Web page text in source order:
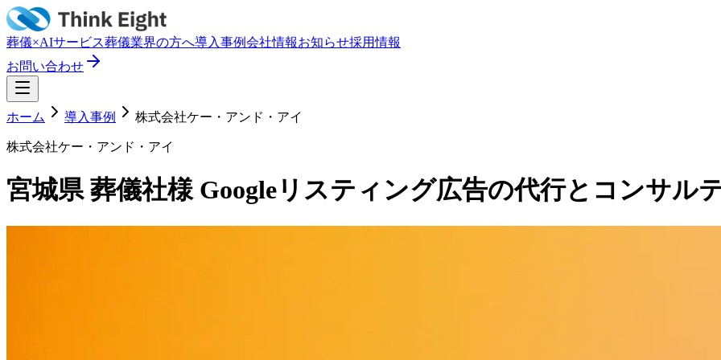
葬儀×AIサービス葬儀業界の方へ導入事例会社情報お知らせ採用情報
お問い合わせ
ホーム 導入事例 株式会社ケー・アンド・アイ
株式会社ケー・アンド・アイ
宮城県 葬儀社様 Googleリスティング広告の代行とコンサル